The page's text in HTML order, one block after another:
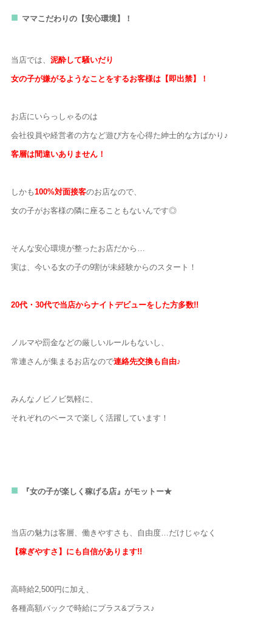
ママこだわりの【安心環境】！
当店では、 泥酔して騒いだり
女の子が嫌がるようなことをするお客様は【即出禁】！
お店にいらっしゃるのは
会社役員や経営者の方など遊び方を心得た紳士的な方ばかり♪
客層は間違いありません！
しかも100%対面接客のお店なので、
女の子がお客様の隣に座ることもないんです◎
そんな安心環境が整ったお店だから…
実は、今いる女の子の9割が未経験からのスタート！
20代・30代で当店からナイトデビューをした方多数!!
ノルマや罰金などの厳しいルールもないし、
常連さんが集まるお店なので連絡先交換も自由♪
みんなノビノビ気軽に、
それぞれのペースで楽しく活躍しています！
『女の子が楽しく稼げる店』がモットー★
当店の魅力は客層、働きやすさも、自由度…だけじゃなく
【稼ぎやすさ】にも自信があります!!
高時給2,500円に加え、
各種高額バックで時給にプラス&プラス♪